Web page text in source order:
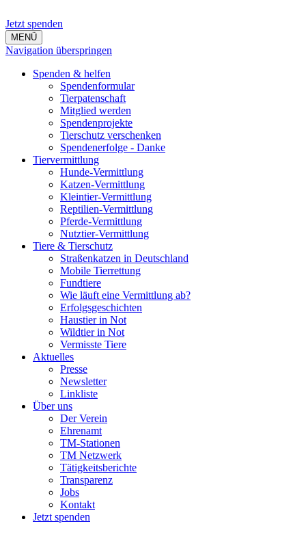
Jetzt spenden
MENÜ
Navigation überspringen
Spenden & helfen
Spendenformular
Tierpatenschaft
Mitglied werden
Spendenprojekte
Tierschutz verschenken
Spendenerfolge - Danke
Tiervermittlung
Hunde-Vermittlung
Katzen-Vermittlung
Kleintier-Vermittlung
Reptilien-Vermittlung
Pferde-Vermittlung
Nutztier-Vermittlung
Tiere & Tierschutz
Straßenkatzen in Deutschland
Mobile Tierrettung
Fundtiere
Wie läuft eine Vermittlung ab?
Erfolgsgeschichten
Haustier in Not
Wildtier in Not
Vermisste Tiere
Aktuelles
Presse
Newsletter
Linkliste
Über uns
Der Verein
Ehrenamt
TM-Stationen
TM Netzwerk
Tätigkeitsberichte
Transparenz
Jobs
Kontakt
Jetzt spenden